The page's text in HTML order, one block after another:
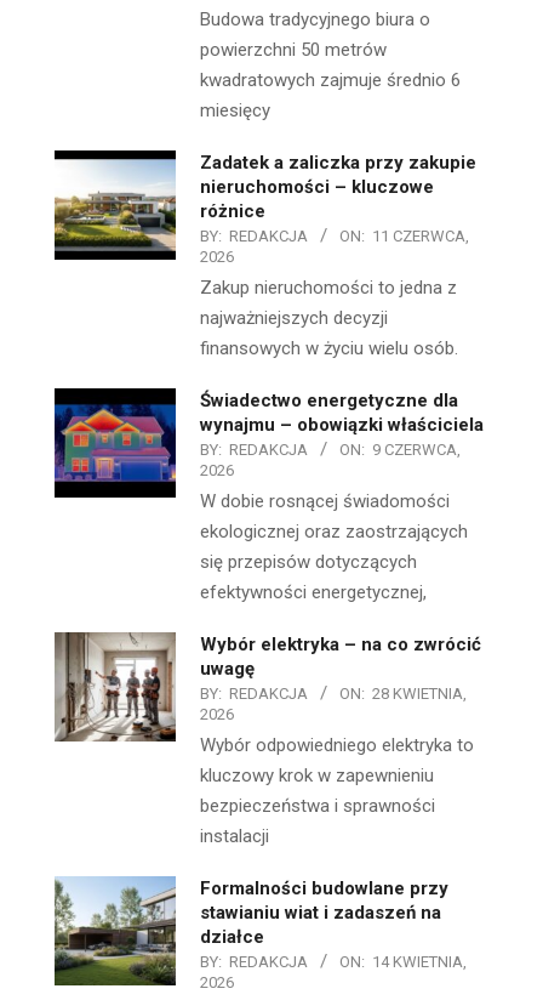
Budowa tradycyjnego biura o
powierzchni 50 metrów
kwadratowych zajmuje średnio 6
miesięcy
Zadatek a zaliczka przy zakupie
nieruchomości – kluczowe
różnice
BY: REDAKCJA ON: 11 CZERWCA,
2026
Zakup nieruchomości to jedna z
najważniejszych decyzji
finansowych w życiu wielu osób.
Świadectwo energetyczne dla
wynajmu – obowiązki właściciela
BY: REDAKCJA ON: 9 CZERWCA,
2026
W dobie rosnącej świadomości
ekologicznej oraz zaostrzających
się przepisów dotyczących
efektywności energetycznej,
Wybór elektryka – na co zwrócić
uwagę
BY: REDAKCJA ON: 28 KWIETNIA,
2026
Wybór odpowiedniego elektryka to
kluczowy krok w zapewnieniu
bezpieczeństwa i sprawności
instalacji
Formalności budowlane przy
stawianiu wiat i zadaszeń na
działce
BY: REDAKCJA ON: 14 KWIETNIA,
2026